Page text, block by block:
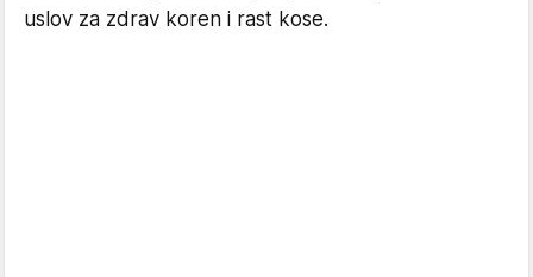
uslov za zdrav koren i rast kose.